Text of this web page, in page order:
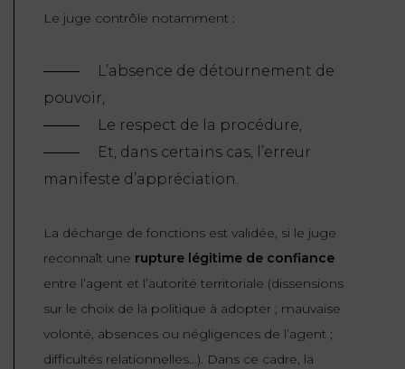
Le juge contrôle notamment :
L’absence de détournement de
pouvoir,
Le respect de la procédure,
Et, dans certains cas, l’erreur
manifeste d’appréciation.
La décharge de fonctions est validée, si le juge
reconnaît une rupture légitime de confiance
entre l’agent et l’autorité territoriale (dissensions
sur le choix de la politique à adopter ; mauvaise
volonté, absences ou négligences de l’agent ;
difficultés relationnelles…). Dans ce cadre, la